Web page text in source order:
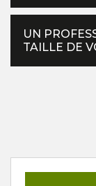
UN
TAILLE DE